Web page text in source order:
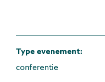
Type evenement:
conferentie